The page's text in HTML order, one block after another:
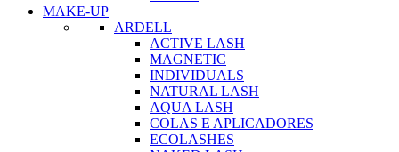
MAKE-UP
ARDELL
ACTIVE LASH
MAGNETIC
INDIVIDUALS
NATURAL LASH
AQUA LASH
COLAS E APLICADORES
ECOLASHES